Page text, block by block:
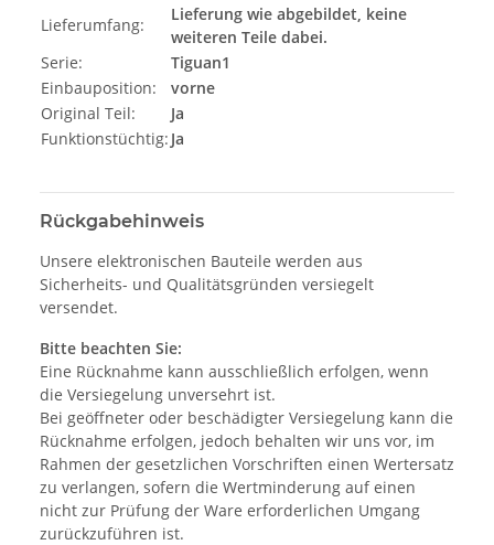
Lieferumfang:
Lieferung wie abgebildet, keine
weiteren Teile dabei.
Serie:
Tiguan1
Einbauposition:
vorne
Original Teil:
Ja
Funktionstüchtig: Ja
Rückgabehinweis
Unsere elektronischen Bauteile werden aus
Sicherheits- und Qualitätsgründen versiegelt
versendet.
Bitte beachten Sie:
Eine Rücknahme kann ausschließlich erfolgen, wenn
die Versiegelung unversehrt ist.
Bei geöffneter oder beschädigter Versiegelung kann die
Rücknahme erfolgen, jedoch behalten wir uns vor, im
Rahmen der gesetzlichen Vorschriften einen Wertersatz
zu verlangen, sofern die Wertminderung auf einen
nicht zur Prüfung der Ware erforderlichen Umgang
zurückzuführen ist.